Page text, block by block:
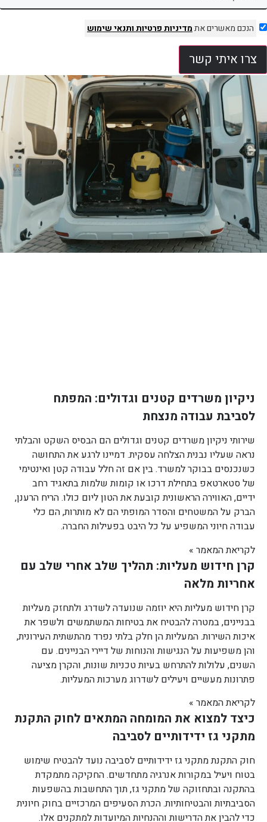
הנכם מאשרים אתמדיניות פרטיותותנאי שימוש
צרו איתי קשר
ניקיון משרדים קטנים וגדולים: המפתח
לסביבת עבודה מנצחת
שירותי ניקיון משרדים קטנים וגדולים הם הבסיס השקט והבלתי
נראה שעליו נבנית הצלחה עסקית. דמיינו לרגע את התחושה
כשנכנסים בבוקר למשרד. בין אם זה חלל עבודה קטן ואינטימי
של סטארטאפ בתחילת דרכו או קומות שלמות בתאגיד רחב
ידיים, האווירה הראשונית קובעת את הטון ליום כולו. הריח הרענן,
הברק על המשטחים והסדר המופתי הם לא מותרות, הם כלי
עבודה חיוני המשפיע על כל היבט בפעילות החברה.
לקריאת המאמר »
קרן חידוש מעליות: תהליך שלב אחרי שלב עם
אחריות מלאה
קרן חידוש מעליות היא יוזמה שנועדה לשדרג ולתחזק מעליות
בבניינים, במטרה להבטיח את בטיחות המשתמשים ולשפר את
איכות השירות. המעליות הן חלק בלתי נפרד מהתשתית העירונית,
והן משפיעות על הנגישות והנוחות של דיירי הבניינים. עם
השנים, עלולות להתרחש בעיות טכניות שונות, והקרן מציעה
פתרונות מעשיים ויעילים לשדרוג מערכות המעליות.
לקריאת המאמר »
כיצד למצוא את המומחה המתאים לחוק התקנת
מתקני גז ידידותיים לסביבה
חוק התקנת מתקני גז ידידותיים לסביבה נועד להבטיח שימוש
בטוח ויעיל במקורות אנרגיה מתחדשים. החקיקה מתמקדת
בהתקנה ובתחזוקה של מתקני גז, תוך התחשבות בהשפעות
הסביבתיות והבטיחותיות. הכרת הסעיפים המרכזיים בחוק חיונית
כדי להבין את הדרישות וההנחיות המיועדות למתקנים אלו.